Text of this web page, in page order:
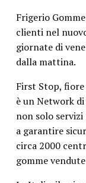
Frigerio
clienti nel
giornate di
dalla mattina.
First Stop, fiore
è un Network
non solo
a garantire
circa 2000
gomme